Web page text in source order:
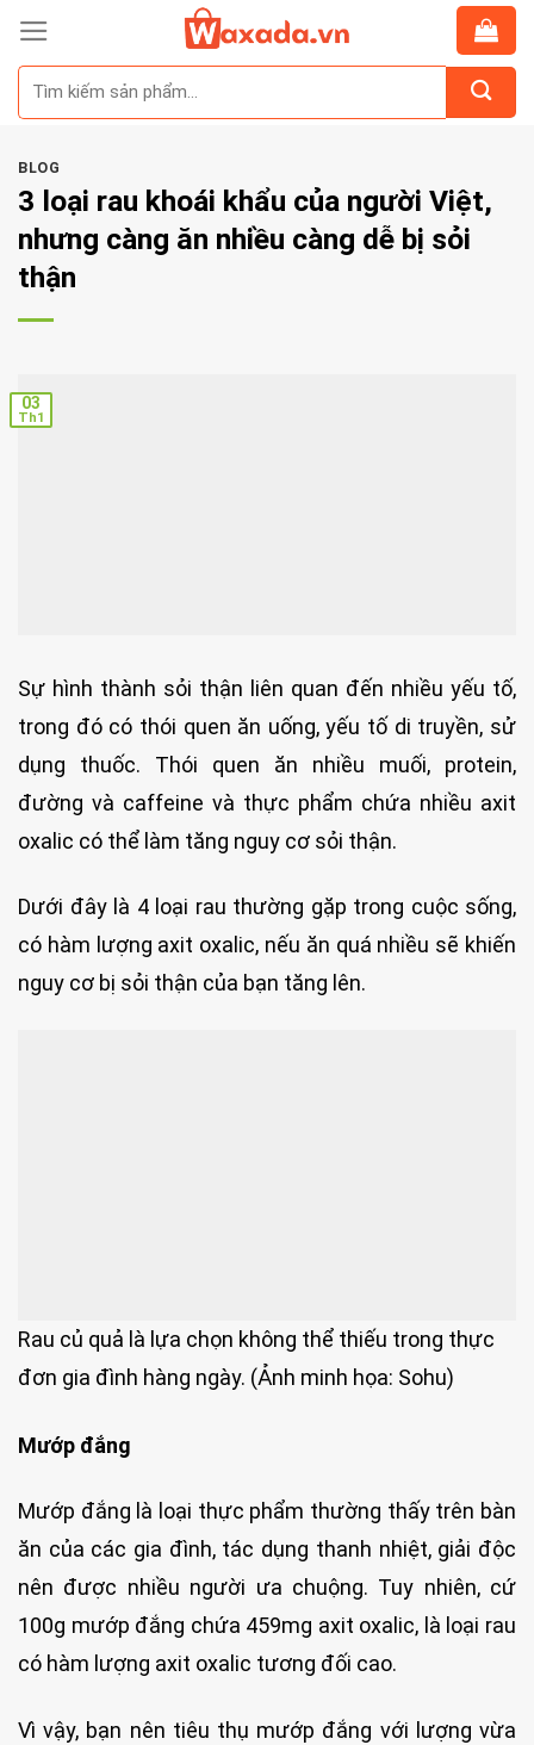
Skip
content
BLOG
3 loại rau khoái khẩu của người Việt,
nhưng càng ăn nhiều càng dễ bị sỏi
thận
03
Th1
Sự hình thành sỏi thận liên quan đến nhiều yếu tố,
trong đó có thói quen ăn uống, yếu tố di truyền, sử
dụng thuốc. Thói quen ăn nhiều muối, protein,
đường và caffeine và thực phẩm chứa nhiều axit
oxalic có thể làm tăng nguy cơ sỏi thận.
Dưới đây là 4 loại rau thường gặp trong cuộc sống,
có hàm lượng axit oxalic, nếu ăn quá nhiều sẽ khiến
nguy cơ bị sỏi thận của bạn tăng lên.
Rau củ quả là lựa chọn không thể thiếu trong thực
đơn gia đình hàng ngày. (Ảnh minh họa: Sohu)
Mướp đắng
Mướp đắng là loại thực phẩm thường thấy trên bàn
ăn của các gia đình, tác dụng thanh nhiệt, giải độc
nên được nhiều người ưa chuộng. Tuy nhiên, cứ
100g mướp đắng chứa 459mg axit oxalic, là loại rau
có hàm lượng axit oxalic tương đối cao.
Vì vậy, bạn nên tiêu thụ mướp đắng với lượng vừa